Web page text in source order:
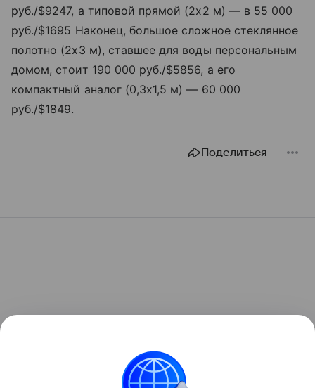
руб./$9247, а типовой прямой (2х2 м) — в 55 000
руб./$1695 Наконец, большое сложное стеклянное
полотно (2х3 м), ставшее для воды персональным
домом, стоит 190 000 руб./$5856, а его
компактный аналог (0,3х1,5 м) — 60 000
руб./$1849.
Поделиться